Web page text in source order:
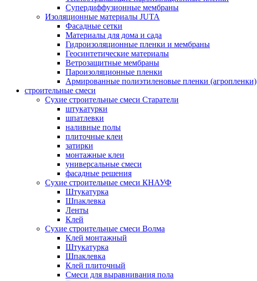
Супердиффузионные мембраны
Изоляционные материалы JUTA
Фасадные сетки
Материалы для дома и сада
Гидроизоляционные пленки и мембраны
Геосинтетические материалы
Ветрозащитные мембраны
Пароизоляционные пленки
Армированные полиэтиленовые пленки (агропленки)
строительные смеси
Сухие строительные смеси Старатели
штукатурки
шпатлевки
наливные полы
плиточные клеи
затирки
монтажные клеи
универсальные смеси
фасадные решения
Сухие строительные смеси КНАУФ
Штукатурка
Шпаклевка
Ленты
Клей
Сухие строительные смеси Волма
Клей монтажный
Штукатурка
Шпаклевка
Клей плиточный
Смеси для выравнивания пола